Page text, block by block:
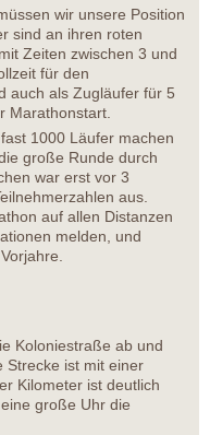
wir unsere Position
sind an ihren roten
Zeiten zwischen 3 und
für den
auch als Zugläufer für 5
Marathonstart.
1000 Läufer machen
große Runde durch
war erst vor 3
aus.
auf allen Distanzen
melden, und
Koloniestraße ab und
Strecke ist mit einer
Kilometer ist deutlich
große Uhr die